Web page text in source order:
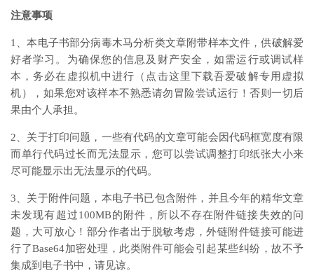
注意事项
1、本电子书部分病毒木马分析类文章附带样本文件，供破解爱
好者学习。为确保您的信息及财产安全，如需运行或调试样
本，务必在虚拟机中进行（点击这里下载吾爱破解专用虚拟
机），如果您对该样本不熟悉请勿冒险尝试运行！否则一切后
果由个人承担。
2、关于打印问题，一些有代码的文章可能会因代码框宽度有限
而单行代码过长而无法显示，您可以尝试调整打印纸张大小来
尽可能显示出无法显示的代码。
3、关于附件问题，本电子书已包含附件，并且今年的精华文章
未发现有超过100MB的附件，所以不存在附件链接失效的问
题，大可放心！部分作者出于脱敏考虑，外链附件链接可能进
行了Base64加密处理，此类附件可能会引起某些纠纷，故不予
集成到电子书中，请见谅。